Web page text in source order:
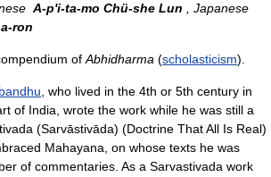
A-p'i-ta-mo Chü-she Lun , Japanese
ron
of Abhidharma (scholasticism).
, who lived in the 4th or 5th century in
of India, wrote the work while he was still a
(Sarvāstivāda) (Doctrine That All Is Real)
Mahayana, on whose texts he was
of commentaries. As a Sarvastivada work